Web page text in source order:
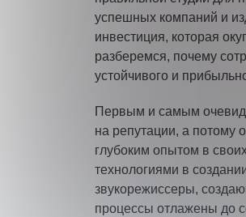
успешных компаний и
инвестиция, которая
разберемся, почему
устойчивого и
Первым и самым
на репутации, а потому
глубоким опытом в
технологиями в
звукорежиссеры,
процессы отлажены до